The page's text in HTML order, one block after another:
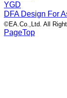
YGD
DFA Design For
©EA.Co.,Ltd. All
PageTop